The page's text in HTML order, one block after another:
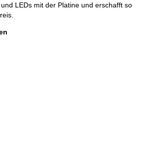
LEDs mit der Platine und erschafft so